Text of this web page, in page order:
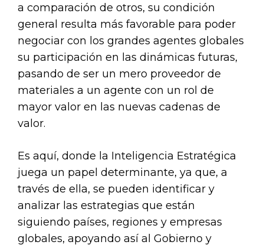
a comparación de otros, su condición
general resulta más favorable para poder
negociar con los grandes agentes globales
su participación en las dinámicas futuras,
pasando de ser un mero proveedor de
materiales a un agente con un rol de
mayor valor en las nuevas cadenas de
valor.
Es aquí, donde la Inteligencia Estratégica
juega un papel determinante, ya que, a
través de ella, se pueden identificar y
analizar las estrategias que están
siguiendo países, regiones y empresas
globales, apoyando así al Gobierno y